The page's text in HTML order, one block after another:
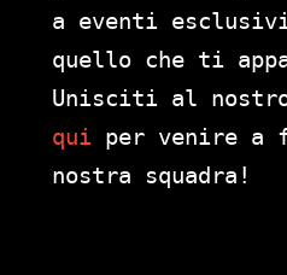
a eventi
quello che ti
Unisciti al
qui per venire a
nostra squadra!